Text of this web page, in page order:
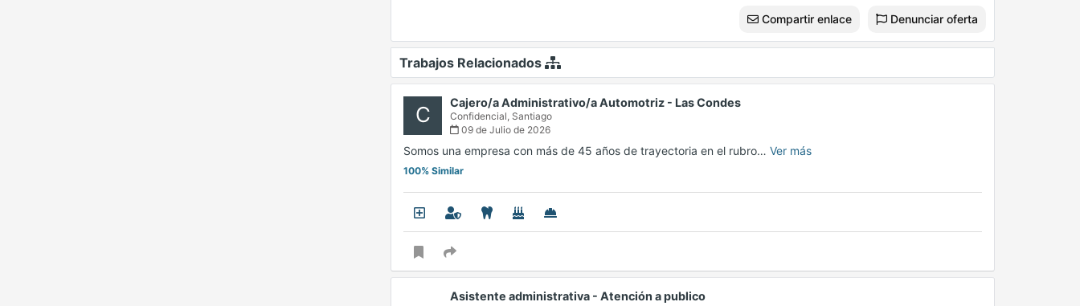
Compartir enlace Denunciar oferta
Trabajos Relacionados
C Cajero/a Administrativo/a Automotriz - Las Condes
Confidencial, Santiago
09 de Julio de 2026
Somos una empresa con más de 45 años de trayectoria en el rubro… Ver más
100% Similar
Asistente administrativa - Atención a publico